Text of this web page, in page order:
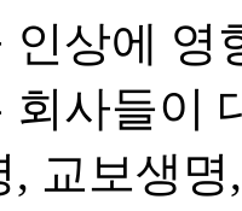
인상에 영
회사들이
, 교보생